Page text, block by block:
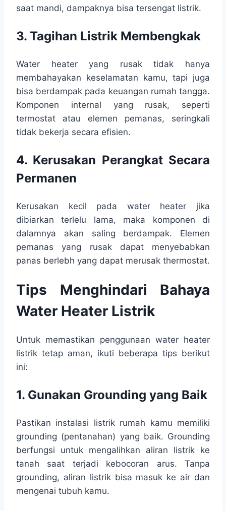
saat mandi, dampaknya bisa tersengat listrik.
3. Tagihan Listrik Membengkak
Water heater yang rusak tidak hanya
membahayakan keselamatan kamu, tapi juga
bisa berdampak pada keuangan rumah tangga.
Komponen internal yang rusak, seperti
termostat atau elemen pemanas, seringkali
tidak bekerja secara efisien.
4. Kerusakan Perangkat Secara
Permanen
Kerusakan kecil pada water heater jika
dibiarkan terlelu lama, maka komponen di
dalamnya akan saling berdampak. Elemen
pemanas yang rusak dapat menyebabkan
panas berlebh yang dapat merusak thermostat.
Tips Menghindari Bahaya
Water Heater Listrik
Untuk memastikan penggunaan water heater
listrik tetap aman, ikuti beberapa tips berikut
ini:
1. Gunakan Grounding yang Baik
Pastikan instalasi listrik rumah kamu memiliki
grounding (pentanahan) yang baik. Grounding
berfungsi untuk mengalihkan aliran listrik ke
tanah saat terjadi kebocoran arus. Tanpa
grounding, aliran listrik bisa masuk ke air dan
mengenai tubuh kamu.